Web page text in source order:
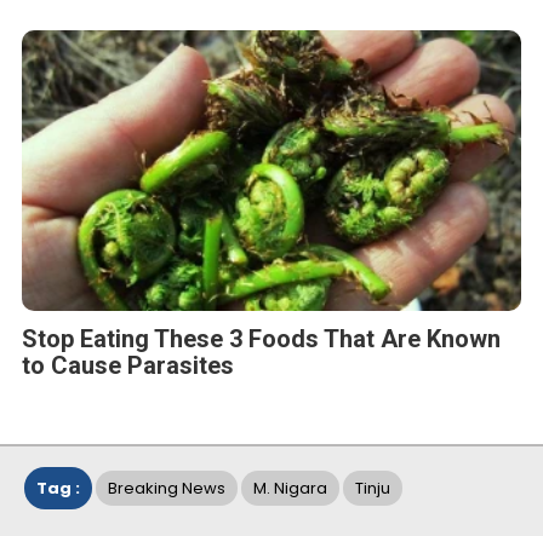
Stop Eating These 3 Foods That Are Known
to Cause Parasites
Tag : Breaking News M. Nigara Tinju